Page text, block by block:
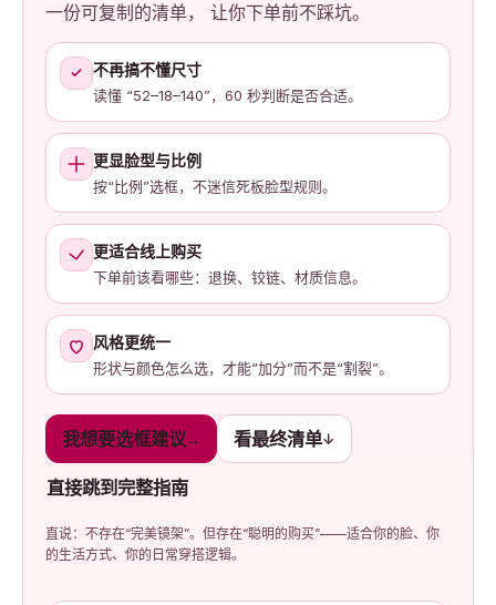
一份可复制的清单， 让你下单前不踩坑。
不再搞不懂尺寸
读懂 “52–18–140”，60 秒判断是否合适。
更显脸型与比例
按“比例”选框，不迷信死板脸型规则。
更适合线上购买
下单前该看哪些：退换、铰链、材质信息。
风格更统一
形状与颜色怎么选，才能“加分”而不是“割裂”。
我想要选框建议→ 看最终清单↓
直接跳到完整指南
直说：不存在“完美镜架”。但存在“聪明的购买”——适合你的脸、你
的生活方式、你的日常穿搭逻辑。